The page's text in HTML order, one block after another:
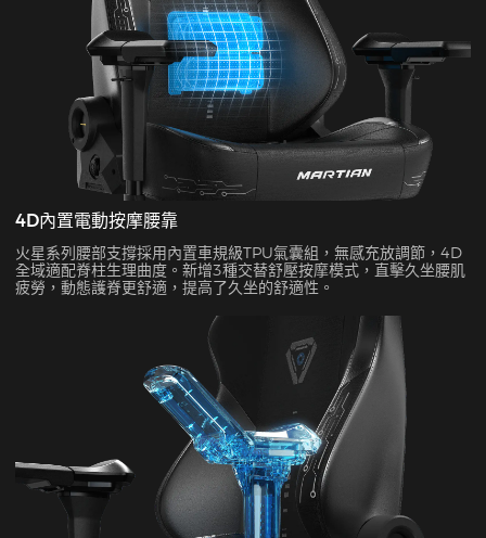
4D內置電動按摩腰靠
火星系列腰部支撐採用內置車規級TPU氣囊組，無感充放調節，4D
全域適配脊柱生理曲度。新增3種交替舒壓按摩模式，直擊久坐腰肌
疲勞，動態護脊更舒適，提高了久坐的舒適性。